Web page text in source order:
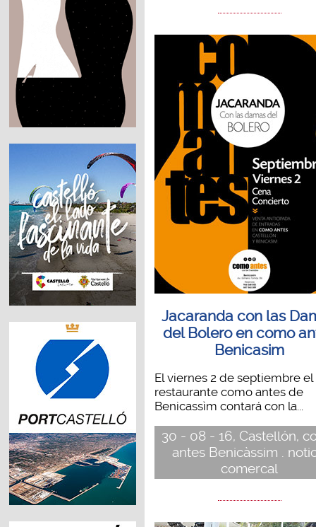
Jacaranda con las
del Bolero en como
Benicasim
El viernes 2 de septiembre el
restaurante como antes de
Benicassìm contará con la...
30 - 08 - 16, Castellón,
antes Benicàssim .
comercal